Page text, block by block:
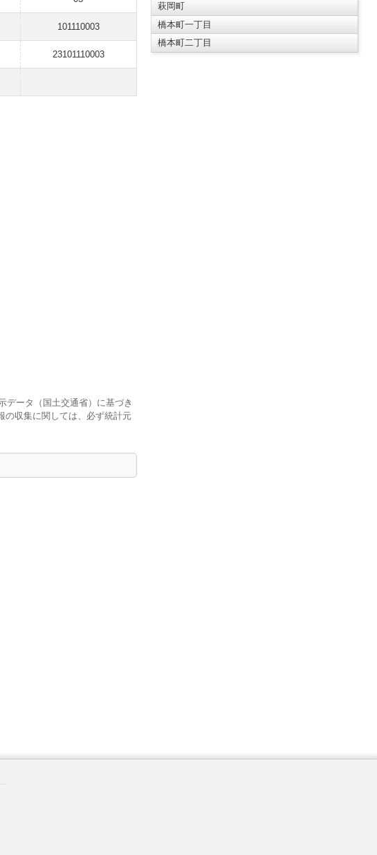
101110003
23101110003
データ（国土交通省）に基づき
の収集に関しては、必ず統計元
萩岡町
橋本町一丁目
橋本町二丁目